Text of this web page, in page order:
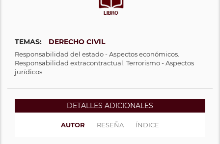
TEMAS: DERECHO CIVIL
Responsabilidad del estado - Aspectos económicos.
Responsabilidad extracontractual. Terrorismo - Aspectos
jurídicos
DETALLES ADICIONALES
AUTOR RESEÑA ÍNDICE